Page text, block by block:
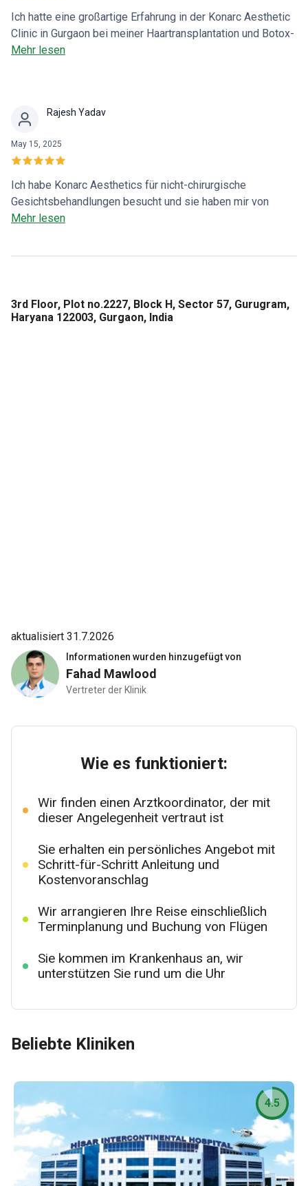
Ich hatte eine großartige Erfahrung in der Konarc Aesthetic
Clinic in Gurgaon bei meiner Haartransplantation und Botox-
Behandlung. Die Ergebnisse sind ausgezeichnet und ich bin
Suche nach hochwertigen ästhetischen Behandlungen ist!
Mehr lesen
Rajesh Yadav
May 15, 2025
Ich habe Konarc Aesthetics für nicht-chirurgische
Gesichtsbehandlungen besucht und sie haben mir von
Botox erzählt. Der Preis war budgetfreundlich, also habe
Erfahrung!
Mehr lesen
3rd Floor, Plot no.2227, Block H, Sector 57, Gurugram,
Haryana 122003, Gurgaon, India
Informationen wurden hinzugefügt von
Fahad Mawlood
Vertreter der Klinik
aktualisiert 31.7.2026
Wie es funktioniert:
Wir finden einen Arztkoordinator, der mit
dieser Angelegenheit vertraut ist
Sie erhalten ein persönliches Angebot mit
Schritt-für-Schritt Anleitung und
Kostenvoranschlag
Wir arrangieren Ihre Reise einschließlich
Terminplanung und Buchung von Flügen
Sie kommen im Krankenhaus an, wir
unterstützen Sie rund um die Uhr
Beliebte Kliniken
4.5